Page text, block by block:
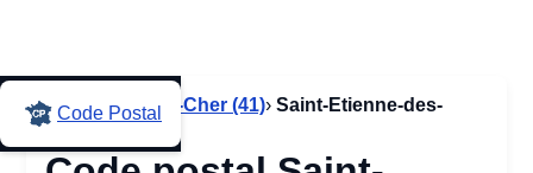
Code Postal
Accueil › Loir-et-Cher (41)› Saint-Etienne-des-
Guérets